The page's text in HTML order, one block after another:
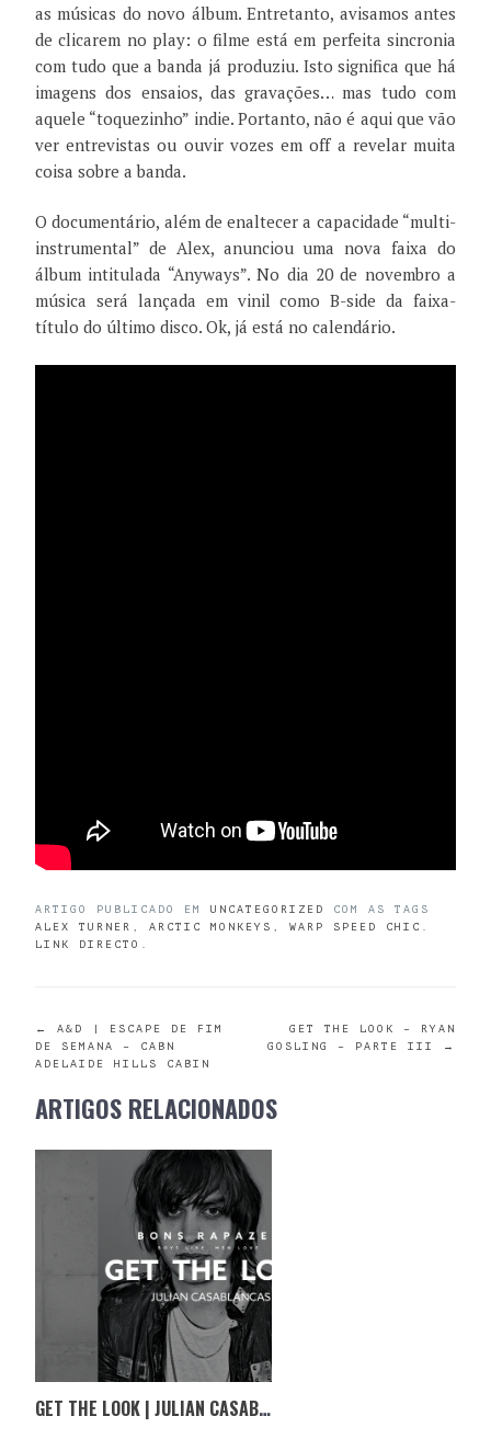
as músicas do novo álbum. Entretanto, avisamos antes
de clicarem no play: o filme está em perfeita sincronia
com tudo que a banda já produziu. Isto significa que há
imagens dos ensaios, das gravações… mas tudo com
aquele “toquezinho” indie. Portanto, não é aqui que vão
ver entrevistas ou ouvir vozes em off a revelar muita
coisa sobre a banda.
O documentário, além de enaltecer a capacidade “multi-
instrumental” de Alex, anunciou uma nova faixa do
álbum intitulada “Anyways”. No dia 20 de novembro a
música será lançada em vinil como B-side da faixa-
título do último disco. Ok, já está no calendário.
ARTIGO PUBLICADO EM UNCATEGORIZED
COM AS TAGS
ALEX TURNER
ARCTIC MONKEYS WARP SPEED CHIC
LINK DIRECTO
POST
NAVIGATION
←
A&D | ESCAPE DE FIM
DE SEMANA – CABN
ADELAIDE HILLS CABIN
GET THE LOOK – RYAN
GOSLING – PARTE III
→
ARTIGOS RELACIONADOS
GET THE LOOK | JULIAN CASABLANCAS